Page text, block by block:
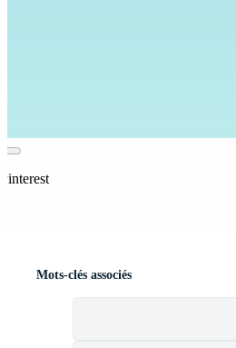
Mots-clés associés